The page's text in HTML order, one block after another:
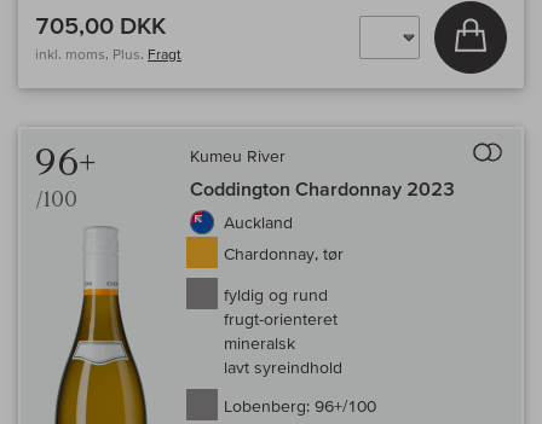
705,00 DKK
inkl. moms, Plus. Fragt
Læg i
96+
/100
Kumeu River
Coddington Chardonnay 2023
Auckland
Chardonnay, tør
fyldig og rund
frugt-orienteret
mineralsk
lavt syreindhold
Lobenberg: 96+/100